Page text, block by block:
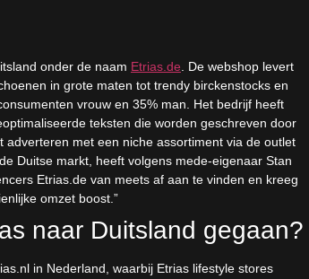
onder de naam Etrias.de . De webshop levert
in grote maten tot trendy birckenstocks en
vrouw en 35% man. Het bedrijf heeft
teksten die worden geschreven door
met een niche assortiment via de outlet
Duitse markt, heeft volgens mede-eigenaar Stan
Etrias.de van meets af aan te vinden en kreeg
omzet boost.”
naar Duitsland gegaan?
in Nederland, waarbij Etrias lifestyle stores